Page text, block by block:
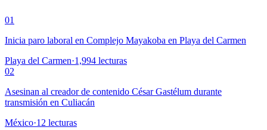
01
Inicia paro laboral en Complejo Mayakoba en Playa del Carmen
Playa del Carmen·1,994 lecturas
02
Asesinan al creador de contenido César Gastélum durante
transmisión en Culiacán
México·12 lecturas